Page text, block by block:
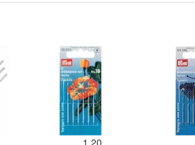
1,20